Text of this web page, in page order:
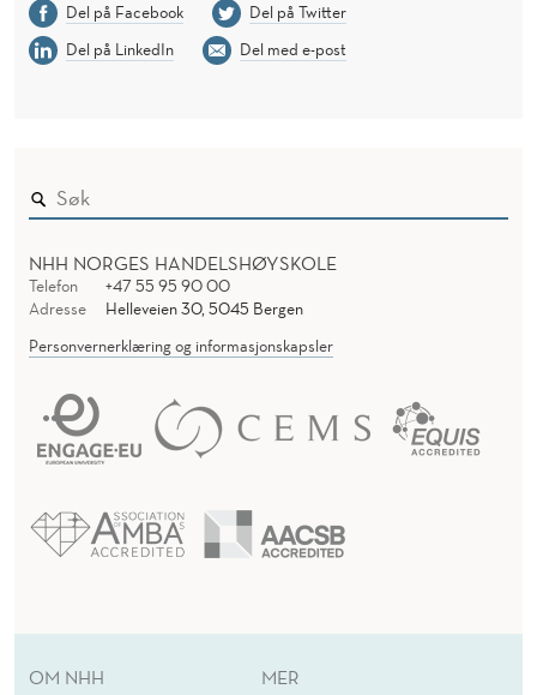
Del på Facebook
Del på Twitter
Del på LinkedIn
Del med e-post
NHH NORGES HANDELSHØYSKOLE
Telefon
+47 55 95 90 00
Adresse
Helleveien 30, 5045 Bergen
Personvernerklæring og informasjonskapsler
OM NHH MER